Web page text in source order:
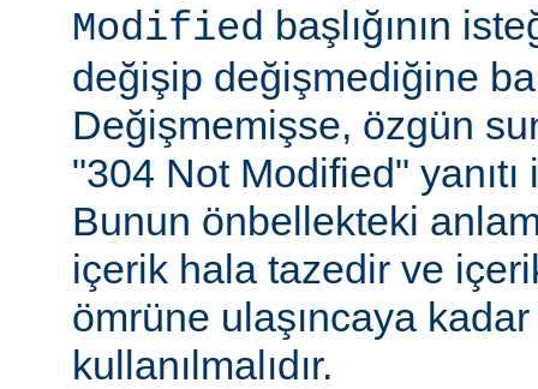
Modified başlığının
değişip değişmediğine
Değişmemişse, özgün
"304 Not Modified"
Bunun önbellekteki
içerik hala tazedir ve
ömrüne ulaşıncaya
kullanılmalıdır.